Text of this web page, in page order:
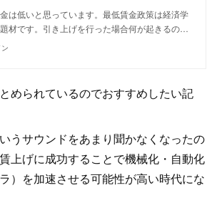
は低いと思っています。最低賃金政策は経済学
材です。引き上げを行った場合何が起きるの…
められているのでおすすめしたい記
うサウンドをあまり聞かなくなったの
上げに成功することで機械化・自動化
）を加速させる可能性が高い時代にな